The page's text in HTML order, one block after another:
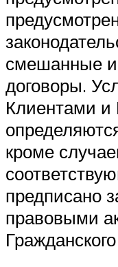
смешанные
договоры.
Клиентами и
кроме
предписано
правовыми